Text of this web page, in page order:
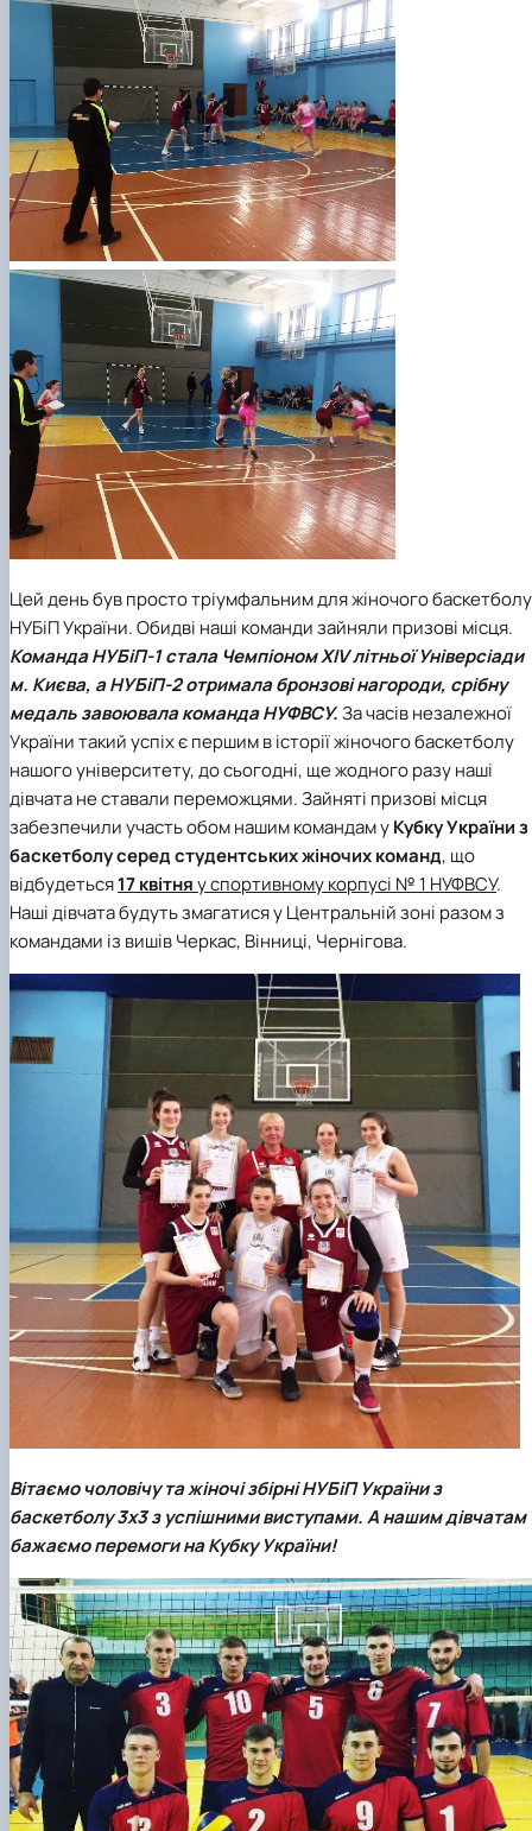
Цей день був просто тріумфальним для жіночого баскетболу
НУБіП України. Обидві наші команди зайняли призові місця.
КомандаНУБіП-1сталаЧемпіоном XIV літньої Універсіади
м. Києва, аНУБіП-2отрималабронзові нагороди, срібну
медаль завоювала команда НУФВСУ.За часів незалежної
України такий успіх є першим в історії жіночого баскетболу
нашого університету, до сьогодні, ще жодного разу наші
дівчата не ставали переможцями. Зайняті призові місця
забезпечили участь обом нашим командам уКубку України з
баскетболу серед студентських жіночих команд, що
відбудеться17 квітняу спортивному корпусі № 1 НУФВСУ.
Наші дівчата будуть змагатися у Центральній зоні разом з
командами із вишів Черкас, Вінниці, Чернігова.
Вітаємо чоловічу та жіночі збірні НУБіП України з
баскетболу 3х3 з успішними виступами. А нашим дівчатам
бажаємо перемоги на Кубку України!